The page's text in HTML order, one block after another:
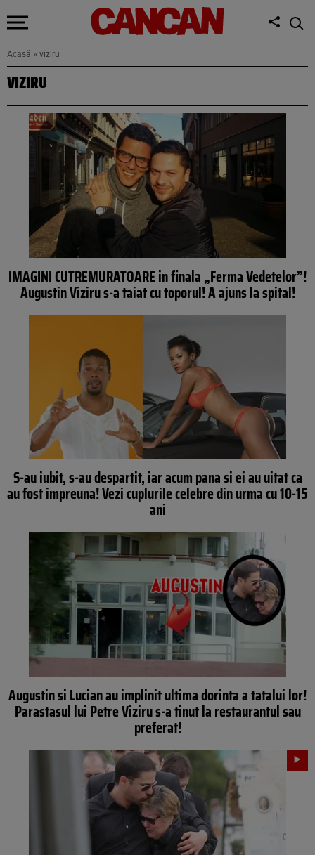
Acasă » viziru
VIZIRU
IMAGINI CUTREMURATOARE in finala „Ferma Vedetelor”!
Augustin Viziru s-a taiat cu toporul! A ajuns la spital!
S-au iubit, s-au despartit, iar acum pana si ei au uitat ca
au fost impreuna! Vezi cuplurile celebre din urma cu 10-15
ani
Augustin si Lucian au implinit ultima dorinta a tatalui lor!
Parastasul lui Petre Viziru s-a tinut la restaurantul sau
preferat!